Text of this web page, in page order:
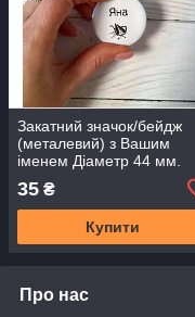
Закатний значок/бейдж
(металевий) з Вашим
іменем Діаметр 44 мм.
35 ₴
Купити
Про нас